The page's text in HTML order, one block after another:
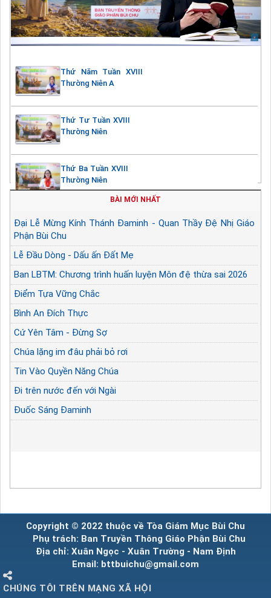
Thứ Năm Tuần XVIII
Thường Niên A
Thứ Tư Tuần XVIII
Thường Niên
Thứ Ba Tuần XVIII
Thường Niên
BÀI MỚI NHẤT
Đại Lễ Mừng Kính Thánh Đaminh - Quan Thầy Đệ Nhị Giáo
Phận Bùi Chu
Lễ Đầu Dòng - Dấu ấn Đất Mẹ
Ban LBTM: Chương trình huấn luyện Môn đệ thừa sai 2026
Điểm Tựa Vững Chắc
Bình An Đích Thực
Cứ Yên Tâm - Đừng Sợ
Chúa lặng im đâu phải bỏ rơi
Tin Vào Quyền Năng Chúa
Đi trên nước đến với Ngài
Đuốc Sáng Đaminh
Copyright © 2022 thuộc về Tòa Giám Mục Bùi Chu
Phụ trách: Ban Truyền Thông Giáo Phận Bùi Chu
Địa chỉ: Xuân Ngọc - Xuân Trường - Nam Định
Email: bttbuichu@gmail.com
CHÚNG TÔI TRÊN MẠNG XÃ HỘI